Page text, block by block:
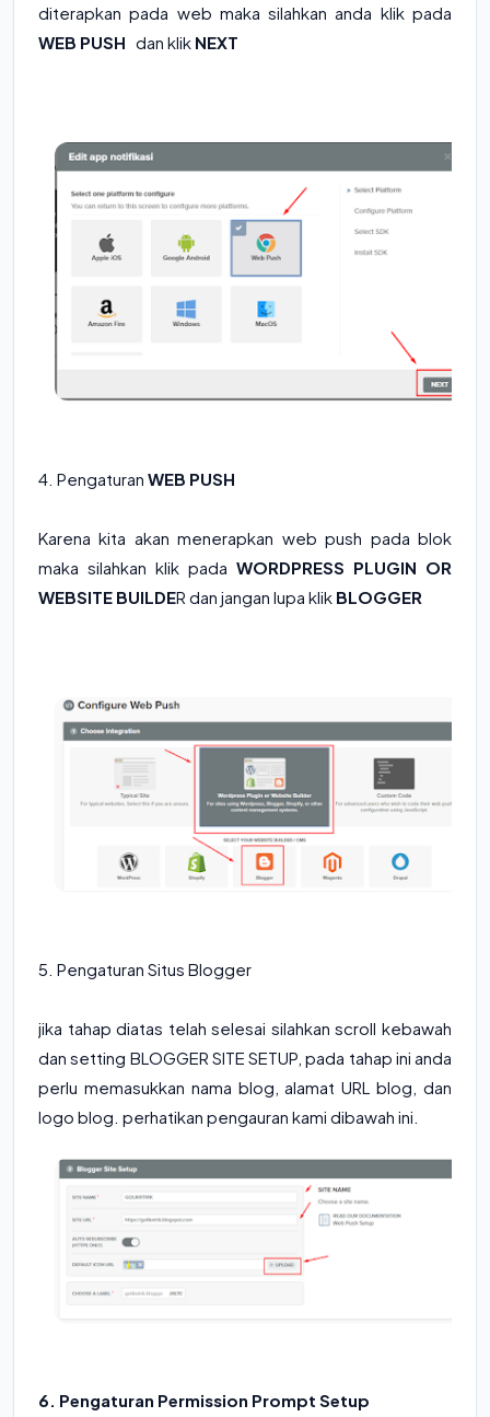
diterapkan pada web maka silahkan anda klik pada
WEB PUSH dan klik NEXT
4. Pengaturan WEB PUSH
Karena kita akan menerapkan web push pada blok
maka silahkan klik pada WORDPRESS PLUGIN OR
WEBSITE BUILDER dan jangan lupa klik BLOGGER
5. Pengaturan Situs Blogger
jika tahap diatas telah selesai silahkan scroll kebawah
dan setting BLOGGER SITE SETUP, pada tahap ini anda
perlu memasukkan nama blog, alamat URL blog, dan
logo blog. perhatikan pengauran kami dibawah ini.
6. Pengaturan Permission Prompt Setup